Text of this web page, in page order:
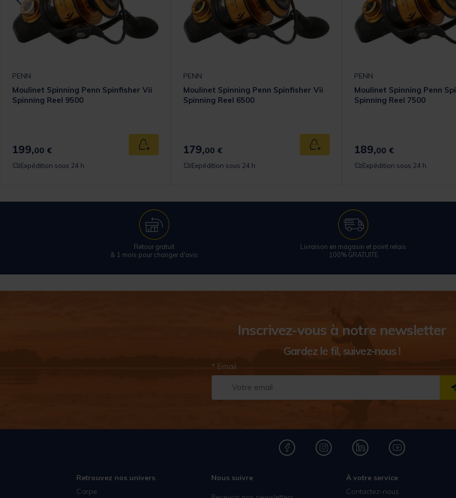
panier
PENN
Moulinet Spinning Penn Spinfisher Vii
Spinning Reel 9500
199,00 € Ajouter au panier
Expédition sous 24 h
PENN
Moulinet Spinning Penn Spinfisher Vii
Spinning Reel 6500
179,00 € Ajouter au panier
Expédition sous 24 h
PENN
Moulinet Spinning Penn
Spinning Reel 7500
189,00 €
Expédition sous 24 h
Retour gratuit
& 1 mois pour changer d'avis
Livraison en magasin et point relais
100% GRATUITE
Inscrivez-vous à notre newsletter
Gardez le fil, suivez-nous !
* Email
Retrouvez nos univers
Carpe
Nous suivre
À votre service
Contactez-nous